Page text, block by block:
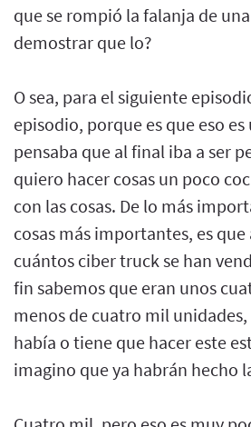
que se rompió la falanja de
demostrar que lo?
O sea, para el siguiente
episodio, porque es que eso es
pensaba que al final iba a ser
quiero hacer cosas un poco
con las cosas. De lo más
cosas más importantes, es
cuántos ciber truck se han
fin sabemos que eran unos
menos de cuatro mil unidades,
había o tiene que hacer este
imagino que ya habrán hecho